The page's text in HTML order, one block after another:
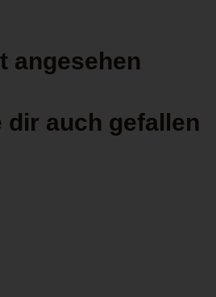
angesehen
dir auch gefallen